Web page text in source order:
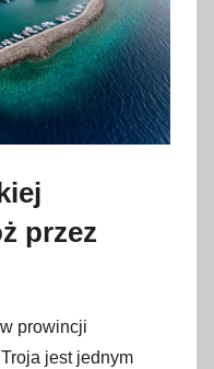
przez
prowincji
jest jednym